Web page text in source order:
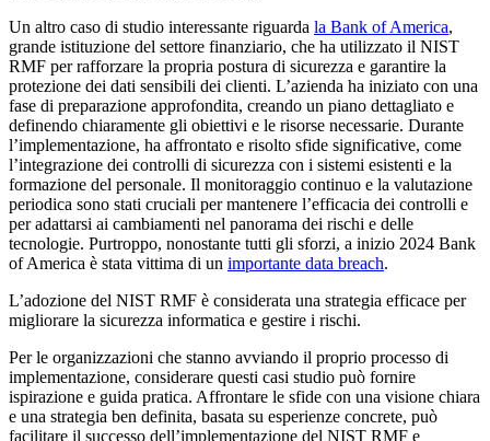
Un altro caso di studio interessante riguarda la Bank of America,
grande istituzione del settore finanziario, che ha utilizzato il NIST
RMF per rafforzare la propria postura di sicurezza e garantire la
protezione dei dati sensibili dei clienti. L’azienda ha iniziato con una
fase di preparazione approfondita, creando un piano dettagliato e
definendo chiaramente gli obiettivi e le risorse necessarie. Durante
l’implementazione, ha affrontato e risolto sfide significative, come
l’integrazione dei controlli di sicurezza con i sistemi esistenti e la
formazione del personale. Il monitoraggio continuo e la valutazione
periodica sono stati cruciali per mantenere l’efficacia dei controlli e
per adattarsi ai cambiamenti nel panorama dei rischi e delle
tecnologie. Purtroppo, nonostante tutti gli sforzi, a inizio 2024 Bank
of America è stata vittima di un importante data breach.
L’adozione del NIST RMF è considerata una strategia efficace per
migliorare la sicurezza informatica e gestire i rischi.
Per le organizzazioni che stanno avviando il proprio processo di
implementazione, considerare questi casi studio può fornire
ispirazione e guida pratica. Affrontare le sfide con una visione chiara
e una strategia ben definita, basata su esperienze concrete, può
facilitare il successo dell’implementazione del NIST RMF e